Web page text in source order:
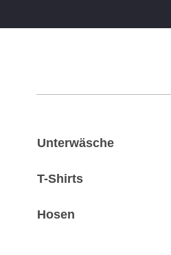
Unterwäsche
T-Shirts
Hosen